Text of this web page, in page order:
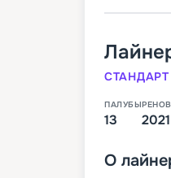
СТАНДАРТ
ПАЛУБЫ
13 2021
О